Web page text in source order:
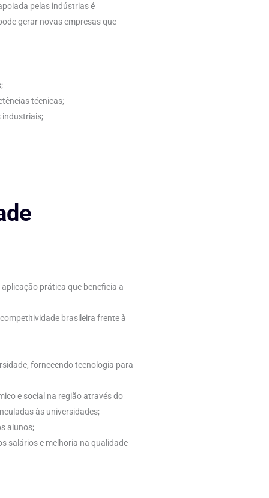
pelas indústrias é
gerar novas empresas que
técnicas;
industriais;
prática que beneficia a
brasileira frente à
fornecendo tecnologia para
e social na região através do
às universidades;
alunos;
salários e melhoria na qualidade